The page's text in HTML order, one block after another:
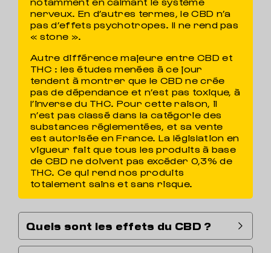
nerveux. En d’autres termes, le CBD n’a
pas d’effets psychotropes. Il ne rend pas
« stone ».
Autre différence majeure entre CBD et
THC : les études menées à ce jour
tendent à montrer que le CBD ne crée
pas de dépendance et n’est pas toxique, à
l’inverse du THC. Pour cette raison, il
n’est pas classé dans la catégorie des
substances réglementées, et sa vente
est autorisée en France. La législation en
vigueur fait que tous les produits à base
de CBD ne doivent pas excéder 0,3% de
THC. Ce qui rend nos produits
totalement sains et sans risque.
Quels sont les effets du CBD ?